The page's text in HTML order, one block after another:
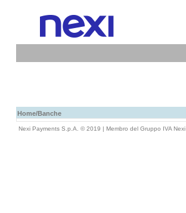
Home/Banche
Nexi Payments S.p.A. © 2019 | Membro del Gruppo IVA